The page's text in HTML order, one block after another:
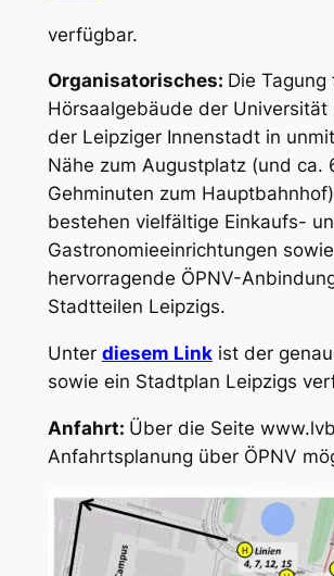
verfügbar.
Organisatorisches: Die
Hörsaalgebäude der Universität
der Leipziger Innenstadt in
Nähe zum Augustplatz (und ca.
Gehminuten zum
bestehen vielfältige Einkaufs-
Gastronomieeinrichtungen
hervorragende ÖPNV-
Stadtteilen Leipzigs.
Unter diesem Linkist der
sowie ein Stadtplan Leipzigs
Anfahrt: Über die Seite
Anfahrtsplanung über ÖPNV